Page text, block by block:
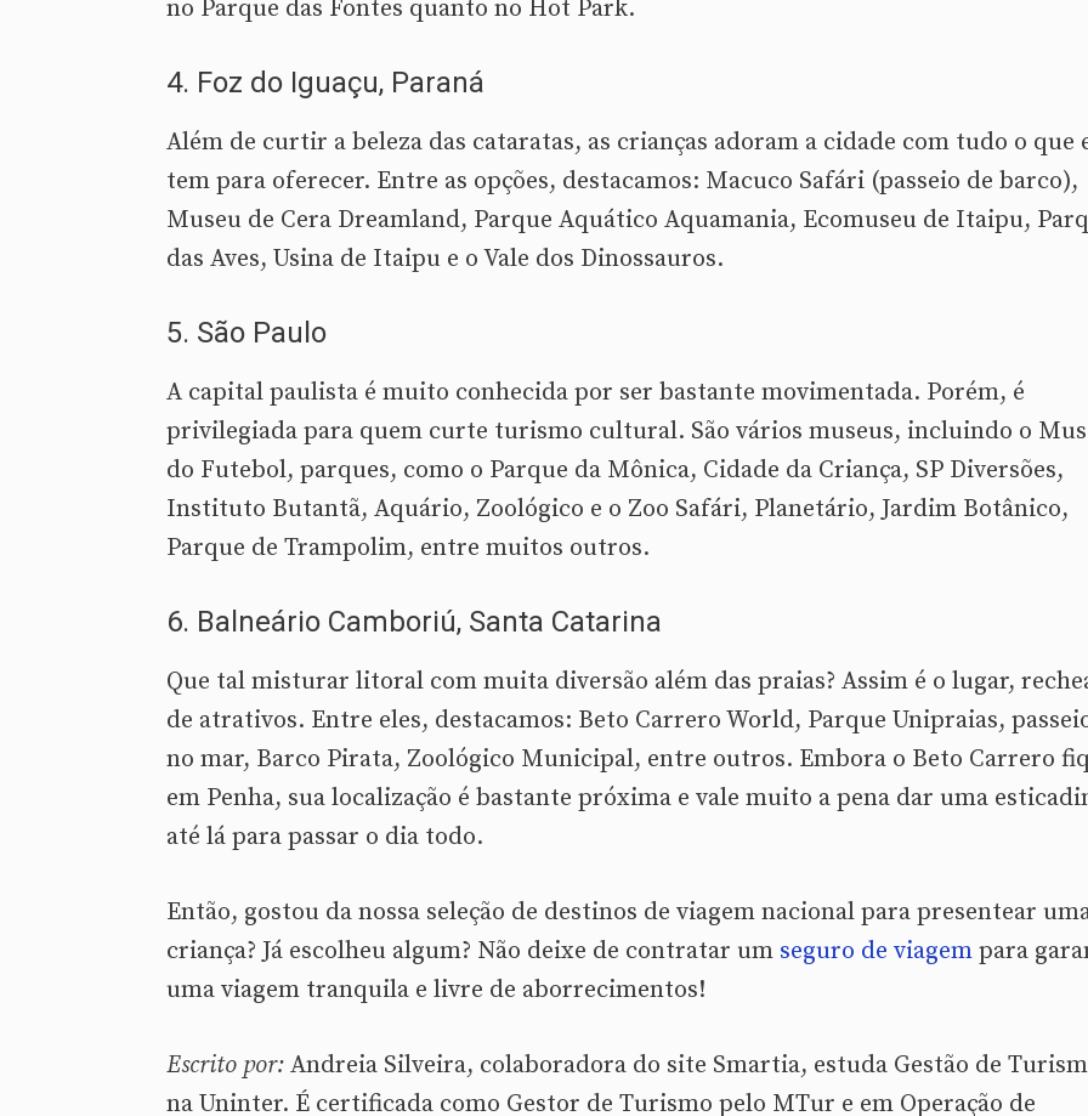
no Parque das Fontes quanto no Hot Park.
4. Foz do Iguaçu, Paraná
Além de curtir a beleza das cataratas, as crianças adoram a cidade com tudo o que
tem para oferecer. Entre as opções, destacamos: Macuco Safári (passeio de barco),
Museu de Cera Dreamland, Parque Aquático Aquamania, Ecomuseu de Itaipu,
das Aves, Usina de Itaipu e o Vale dos Dinossauros.
5. São Paulo
A capital paulista é muito conhecida por ser bastante movimentada. Porém, é
privilegiada para quem curte turismo cultural. São vários museus, incluindo o
do Futebol, parques, como o Parque da Mônica, Cidade da Criança, SP Diversões,
Instituto Butantã, Aquário, Zoológico e o Zoo Safári, Planetário, Jardim Botânico,
Parque de Trampolim, entre muitos outros.
6. Balneário Camboriú, Santa Catarina
Que tal misturar litoral com muita diversão além das praias? Assim é o lugar,
de atrativos. Entre eles, destacamos: Beto Carrero World, Parque Unipraias,
no mar, Barco Pirata, Zoológico Municipal, entre outros. Embora o Beto Carrero
em Penha, sua localização é bastante próxima e vale muito a pena dar uma
até lá para passar o dia todo.
Então, gostou da nossa seleção de destinos de viagem nacional para presentear
criança? Já escolheu algum? Não deixe de contratar um seguro de viagem para
uma viagem tranquila e livre de aborrecimentos!
Escrito por: Andreia Silveira, colaboradora do site Smartia, estuda Gestão de
na Uninter. É certificada como Gestor de Turismo pelo MTur e em Operação de